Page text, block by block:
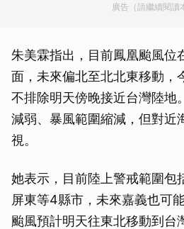
廣告（請繼續閱讀
朱美霖指出，目前鳳凰颱風位
面，未來偏北至北北東移動，
不排除明天傍晚接近台灣陸地
減弱、暴風範圍縮減，但對近
視。
她表示，目前陸上警戒範圍包
屏東等4縣市，未來嘉義也可
颱風預計明天往東北移動到台